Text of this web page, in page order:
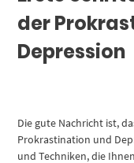
der
Depression
Die gute Nachricht ist,
Prokrastination und
und Techniken, die